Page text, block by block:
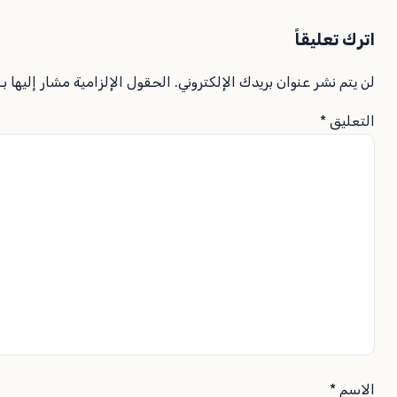
اترك تعليقاً
لن يتم نشر عنوان بريدك الإلكتروني. الحقول الإلزامية مشار إليها
التعليق*
الاسم*